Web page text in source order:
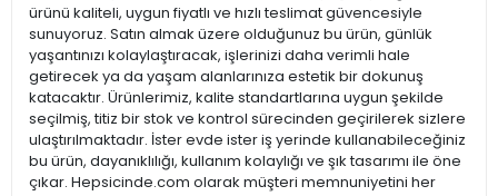
ürünü kaliteli, uygun fiyatlı ve hızlı teslimat güvencesiyle
sunuyoruz. Satın almak üzere olduğunuz bu ürün, günlük
yaşantınızı kolaylaştıracak, işlerinizi daha verimli hale
getirecek ya da yaşam alanlarınıza estetik bir dokunuş
katacaktır. Ürünlerimiz, kalite standartlarına uygun şekilde
seçilmiş, titiz bir stok ve kontrol sürecinden geçirilerek sizlere
ulaştırılmaktadır. İster evde ister iş yerinde kullanabileceğiniz
bu ürün, dayanıklılığı, kullanım kolaylığı ve şık tasarımı ile öne
çıkar. Hepsicinde.com olarak müşteri memnuniyetini her